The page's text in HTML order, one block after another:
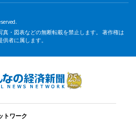
・図表などの無断転載を禁止します。 著作権は
者に属します。
トワーク